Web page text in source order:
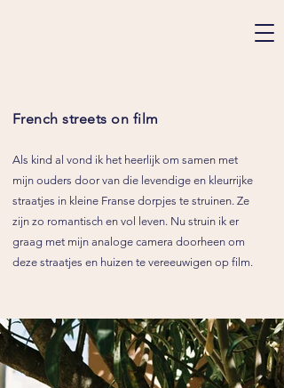
French streets on film
Als kind al vond ik het heerlijk om samen met
mijn ouders door van die levendige en kleurrijke
straatjes in kleine Franse dorpjes te struinen. Ze
zijn zo romantisch en vol leven. Nu struin ik er
graag met mijn analoge camera doorheen om
deze straatjes en huizen te vereeuwigen op film.